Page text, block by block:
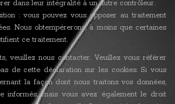
dans leur intégralité à un autre contrôleur.
: vous pouvez vous opposer au traitement
Nous obtempérerons, à moins que certaines
ce traitement.
veuillez nous contacter. Veuillez vous référer
de cette déclaration sur les cookies. Si vous
la façon dont nous traitons vos données,
informés, mais vous avez également le droit